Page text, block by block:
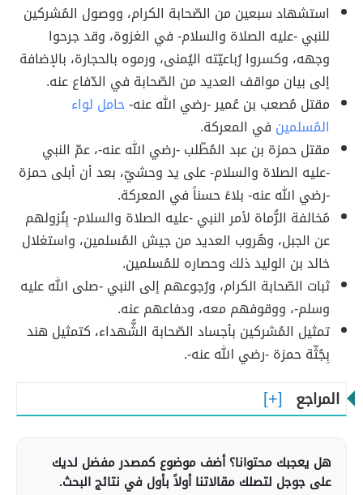
استشهاد سبعين من الصّحابة الكرام، ووصول المُشركين
للنبي -عليه الصلاة والسلام- في الغزوة، وقد جرحوا
وجهه، وكسروا رُباعيّته اليُمنى، ورموه بالحجارة، بالإضافة
إلى بيان مواقف العديد من الصّحابة في الدّفاع عنه.
مقتل مُصعب بن عُمير -رضي الله عنه-حامل لواء
المُسلمين في المعركة.
مقتل حمزة بن عبد المُطّلب -رضي الله عنه-، عمّ النبي
-عليه الصلاة والسلام- على يد وحشيّ، بعد أن أبلى حمزة
-رضي الله عنه- بلاءً حسناً في المعركة.
مُخالفة الرُّماة لأمر النبي -عليه الصلاة والسلام- بِنُزولهم
عن الجبل، وهُروب العديد من جيش المُسلمين، واستغلال
خالد بن الوليد ذلك وحصاره للمُسلمين.
ثبات الصّحابة الكرام، ورُجوعهم إلى النبي -صلى الله عليه
وسلم-، ووقوفهم معه، ودفاعهم عنه.
تمثيل المُشركين بأجساد الصّحابة الشُّهداء، كتمثيل هند
بِجُثّة حمزة -رضي الله عنه-.
المراجع
هل يعجبك محتوانا؟ أضف موضوع كمصدر مفضل لديك
على جوجل لتصلك مقالاتنا أولاً بأول في نتائج البحث.